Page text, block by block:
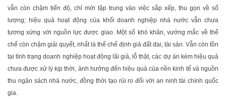
vẫn còn chậm tiến độ, chỉ mới tập trung vào việc sắp xếp, thu gọn về số
lượng; hiệu quả hoạt động của khối doanh nghiệp nhà nước vẫn chưa
tương xứng với nguồn lực được giao. Một số khó khăn, vướng mắc về thể
chế còn chậm giải quyết, nhất là thể chế định giá đất đai, tài sản. Vẫn còn tồn
tại tình trạng doanh nghiệp hoạt động lãi giả, lỗ thật, các dự án kém hiệu quả
chưa được xử lý kịp thời, ảnh hưởng đến hiệu quả của nền kinh tế và nguồn
thu ngân sách nhà nước, đồng thời tạo rủi ro đối với an ninh tài chính quốc
gia.